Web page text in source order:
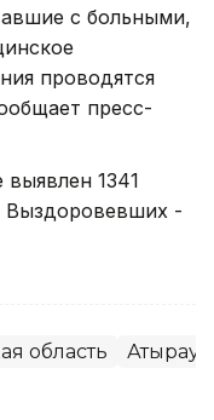
с больными,
проводятся
пресс-
1341
Выздоровевших -
область Атырау